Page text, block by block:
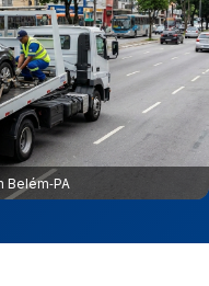
Belém‑PA